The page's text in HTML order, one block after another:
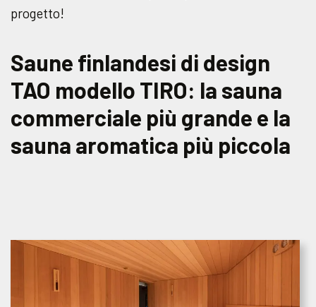
progetto!
Saune finlandesi di design
TAO modello TIRO: la sauna
commerciale più grande e la
sauna aromatica più piccola